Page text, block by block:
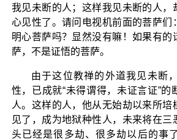
我见未断的人；这样我见未断的人，
心见性了。请问电视机前面的菩萨们
明心菩萨吗？显然没有嘛！如果有的
萨，不是证悟的菩萨。
由于这位教禅的外道我见未断
性，已成就“未得谓得，未证言证”的
人。这样的人，他从无始劫以来所培
见了，成为地狱种性人，未来将在三
头已经是很多劫、很多劫以后的事